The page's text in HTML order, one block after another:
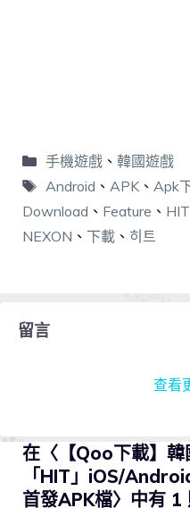
手機遊戲、 韓國遊戲
Android 、 APK、 Apk
Download 、 Feature 、 HIT
NEXON 、 下載 、 히트
留言
查看
在〈【Qoo下載】韓
「HIT」iOS/
首發APK檔〉中有 1